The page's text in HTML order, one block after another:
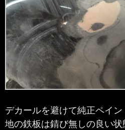
デカールを避けて純正ペイ
地の鉄板は錆び無しの良い状